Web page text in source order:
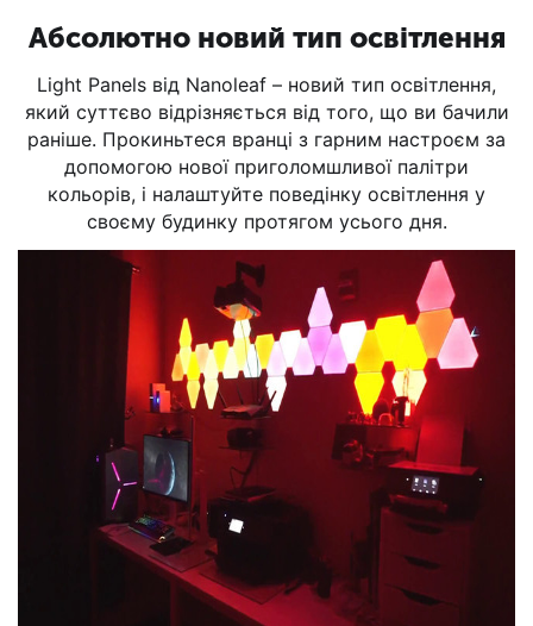
Абсолютно новий тип освітлення
Light Panels від Nanoleaf – новий тип освітлення,
який суттєво відрізняється від того, що ви бачили
раніше. Прокиньтеся вранці з гарним настроєм за
допомогою нової приголомшливої палітри
кольорів, і налаштуйте поведінку освітлення у
своєму будинку протягом усього дня.